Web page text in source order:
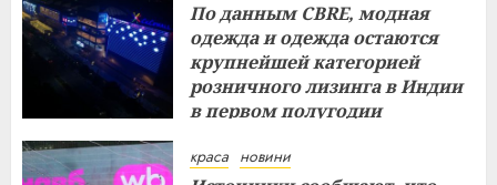
По данным CBRE, модная
одежда и одежда остаются
крупнейшей категорией
розничного лизинга в Индии
в первом полугодии
краса новини